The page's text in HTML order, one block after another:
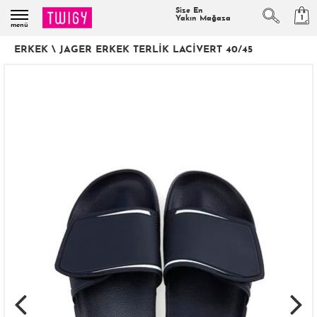
menü
Size En
Yakın Mağaza
1
ERKEK \ JAGER ERKEK TERLIK LACIVERT 40/45